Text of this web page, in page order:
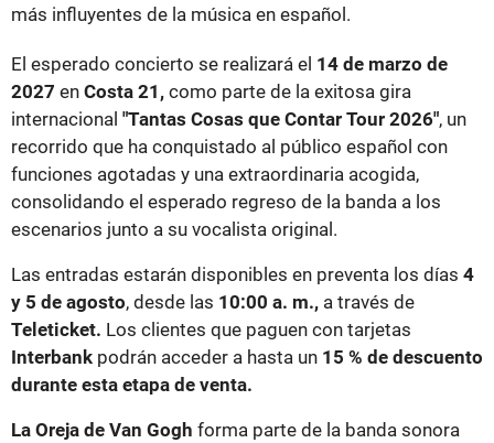
más influyentes de la música en español.
El esperado concierto se realizará el 14 de marzo de
2027 en Costa 21, como parte de la exitosa gira
internacional "Tantas Cosas que Contar Tour 2026", un
recorrido que ha conquistado al público español con
funciones agotadas y una extraordinaria acogida,
consolidando el esperado regreso de la banda a los
escenarios junto a su vocalista original.
Las entradas estarán disponibles en preventa los días 4
y 5 de agosto, desde las 10:00 a. m., a través de
Teleticket. Los clientes que paguen con tarjetas
Interbank podrán acceder a hasta un 15 % de descuento
durante esta etapa de venta.
La Oreja de Van Gogh forma parte de la banda sonora